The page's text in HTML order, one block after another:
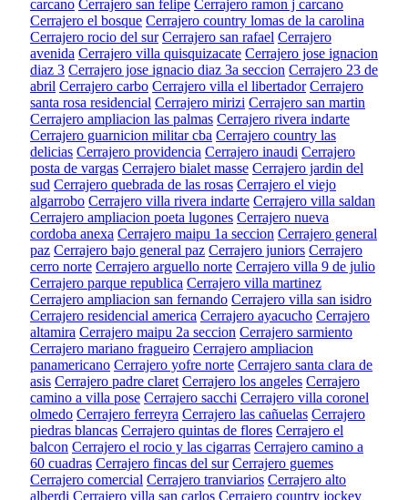
carcano Cerrajero san felipe Cerrajero ramon j carcano
Cerrajero el bosque Cerrajero country lomas de la carolina
Cerrajero rocio del sur Cerrajero san rafael Cerrajero
avenida Cerrajero villa quisquizacate Cerrajero jose ignacion
diaz 3 Cerrajero jose ignacio diaz 3a seccion Cerrajero 23 de
abril Cerrajero carbo Cerrajero villa el libertador Cerrajero
santa rosa residencial Cerrajero mirizi Cerrajero san martin
Cerrajero ampliacion las palmas Cerrajero rivera indarte
Cerrajero guarnicion militar cba Cerrajero country las
delicias Cerrajero providencia Cerrajero inaudi Cerrajero
posta de vargas Cerrajero bialet masse Cerrajero jardin del
sud Cerrajero quebrada de las rosas Cerrajero el viejo
algarrobo Cerrajero villa rivera indarte Cerrajero villa saldan
Cerrajero ampliacion poeta lugones Cerrajero nueva
cordoba anexa Cerrajero maipu 1a seccion Cerrajero general
paz Cerrajero bajo general paz Cerrajero juniors Cerrajero
cerro norte Cerrajero arguello norte Cerrajero villa 9 de julio
Cerrajero parque republica Cerrajero villa martinez
Cerrajero ampliacion san fernando Cerrajero villa san isidro
Cerrajero residencial america Cerrajero ayacucho Cerrajero
altamira Cerrajero maipu 2a seccion Cerrajero sarmiento
Cerrajero mariano fragueiro Cerrajero ampliacion
panamericano Cerrajero yofre norte Cerrajero santa clara de
asis Cerrajero padre claret Cerrajero los angeles Cerrajero
camino a villa pose Cerrajero sacchi Cerrajero villa coronel
olmedo Cerrajero ferreyra Cerrajero las cañuelas Cerrajero
piedras blancas Cerrajero quintas de flores Cerrajero el
balcon Cerrajero el rocio y las cigarras Cerrajero camino a
60 cuadras Cerrajero fincas del sur Cerrajero guemes
Cerrajero comercial Cerrajero tranviarios Cerrajero alto
alberdi Cerrajero villa san carlos Cerrajero country jockey